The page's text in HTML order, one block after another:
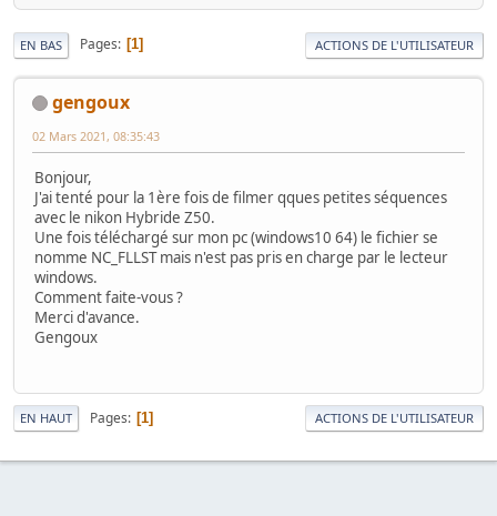
EN BAS Pages 1 ACTIONS DE L'UTILISATEUR
gengoux
02 Mars 2021, 08:35:43
Bonjour,
J'ai tenté pour la 1ère fois de filmer qques petites séquences
avec le nikon Hybride Z50.
Une fois téléchargé sur mon pc (windows10 64) le fichier se
nomme NC_FLLST mais n'est pas pris en charge par le lecteur
windows.
Comment faite-vous ?
Merci d'avance.
Gengoux
EN HAUT Pages 1 ACTIONS DE L'UTILISATEUR